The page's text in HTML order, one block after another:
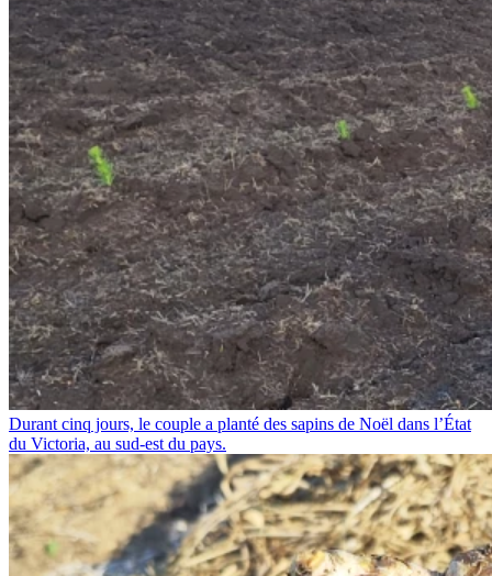
Durant cinq jours, le couple a planté des sapins de Noël dans l’État
du Victoria, au sud-est du pays.